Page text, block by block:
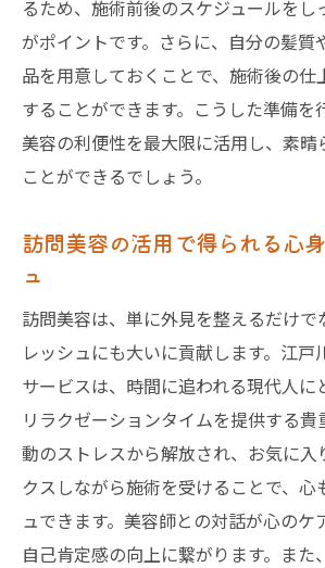
るため、施術前後のスケジュールをし
がポイントです。さらに、自分の髪質
品を用意しておくことで、施術後の仕
することができます。こうした準備を
美容の利便性を最大限に活用し、素晴
ことができるでしょう。
訪問美容の活用で得られる心
ュ
訪問美容は、単に外見を整えるだけで
レッシュにも大いに貢献します。江戸
サービスは、時間に追われる現代人に
リラクゼーションタイムを提供する貴
動のストレスから解放され、お気に入
クスしながら施術を受けることで、心
ュできます。美容師との対話が心のケ
自己肯定感の向上に繋がります。また